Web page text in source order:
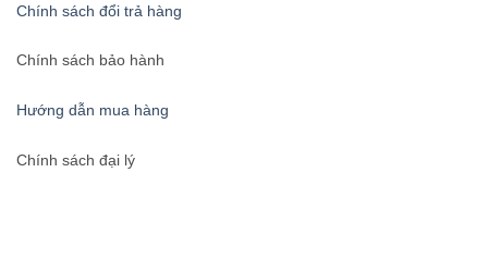
Chính sách đổi trả hàng
Chính sách bảo hành
Hướng dẫn mua hàng
Chính sách đại lý